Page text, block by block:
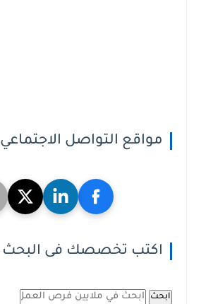
مواقع التواصل الاجتماعي
اكتب تخصصك فى البحث
ابحث